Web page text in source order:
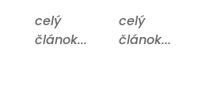
celý
článok...
celý
článok...